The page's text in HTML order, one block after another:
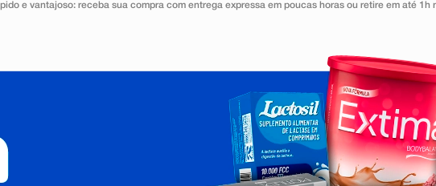
e vantajoso: receba sua compra com entrega expressa em poucas horas ou retire em até